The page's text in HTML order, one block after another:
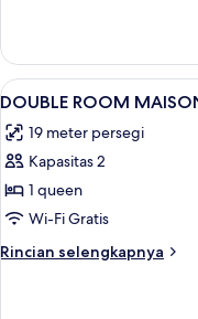
Double
Room
Maison
Lihat
semua
foto
untuk
DOUBLE
ROOM
MAISON
BLANCE
7
DOUBLE ROOM
19 meter persegi
Kapasitas 2
1 queen
Wi-Fi Gratis
Rincian selengkapnya
Rincian